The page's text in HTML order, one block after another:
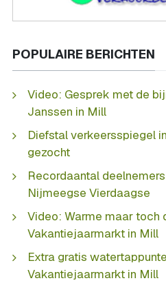
POPULAIRE BERICHTEN
Video: Gesprek met de
Janssen in Mill
Diefstal verkeersspiegel
gezocht
Recordaantal
Nijmeegse Vierdaagse
Video: Warme maar toch
Vakantiejaarmarkt in Mill
Extra gratis
Vakantiejaarmarkt in Mill